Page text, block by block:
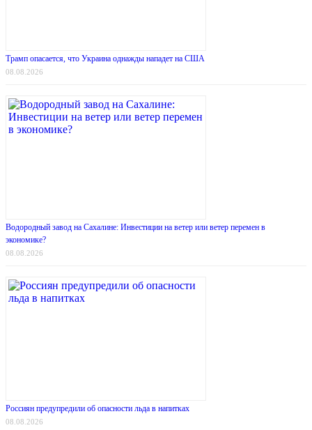
Трамп опасается, что Украина однажды нападет на США
08.08.2026
Водородный завод на Сахалине: Инвестиции на ветер или ветер перемен в
экономике?
08.08.2026
Россиян предупредили об опасности льда в напитках
08.08.2026